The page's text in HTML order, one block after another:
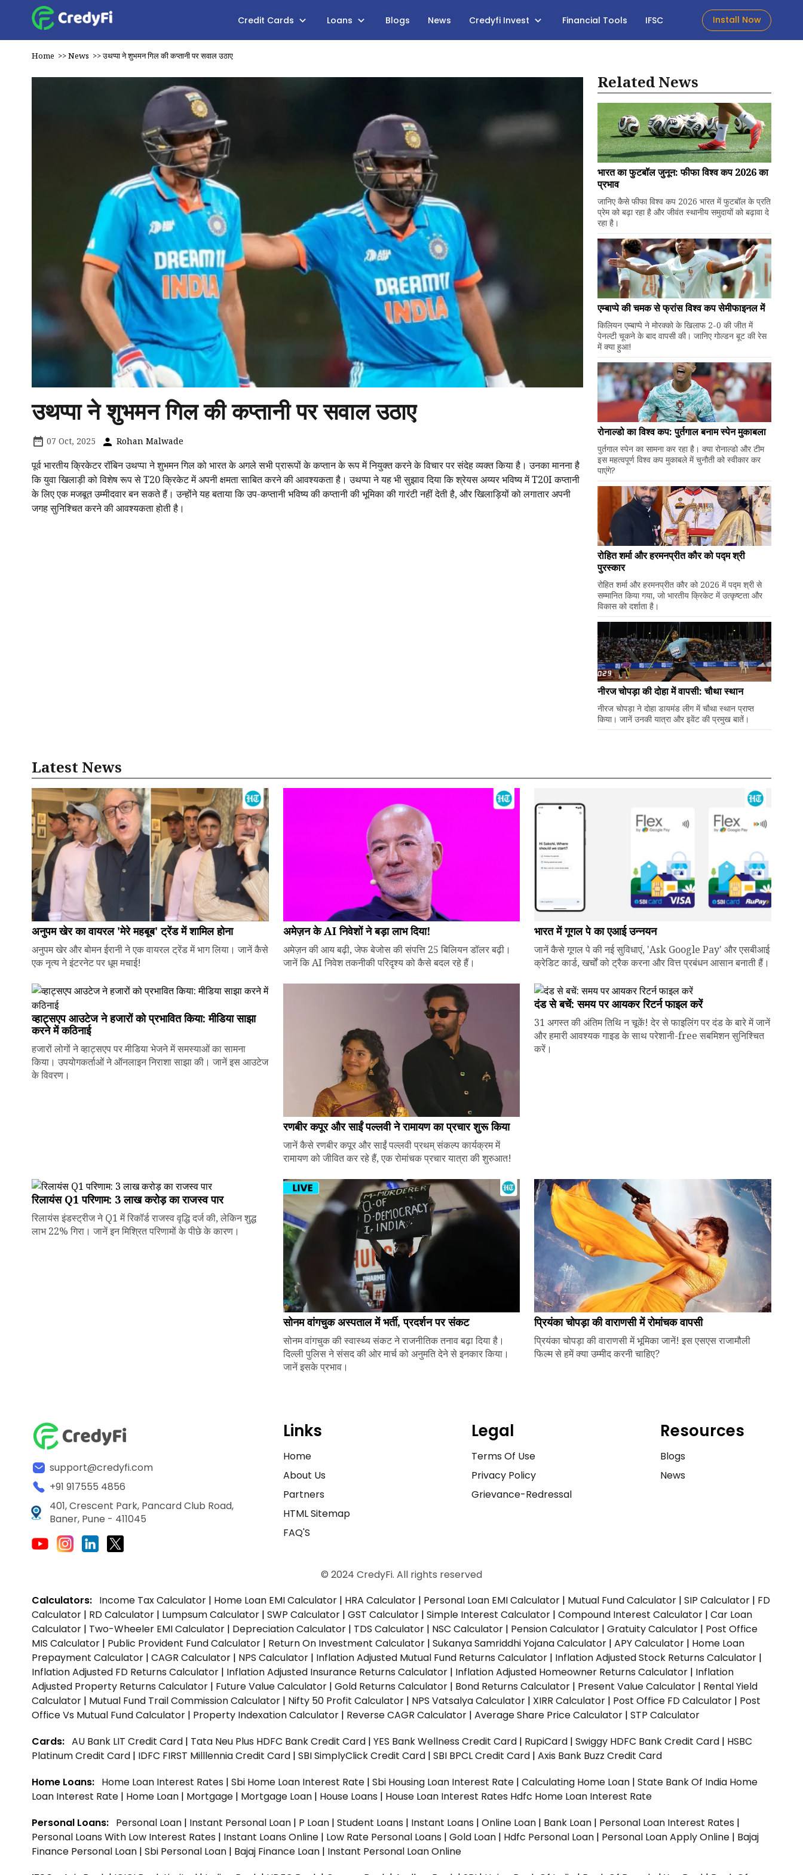
Credit Cards Loans Blogs News Credyfi Invest Financial Tools IFSC Install Now
Home >>News >>उथप्पा ने शुभमन गिल की कप्तानी पर सवाल उठाए
उथप्पा ने शुभमन गिल की कप्तानी पर सवाल उठाए
07 Oct, 2025 Rohan Malwade
पूर्व भारतीय क्रिकेटर रॉबिन उथप्पा ने शुभमन गिल को भारत के अगले सभी प्रारूपों के कप्तान के रूप में नियुक्त करने के विचार पर संदेह व्यक्त किया है। उनका मानना है
कि युवा खिलाड़ी को विशेष रूप से T20 क्रिकेट में अपनी क्षमता साबित करने की आवश्यकता है। उथप्पा ने यह भी सुझाव दिया कि श्रेयस अय्यर भविष्य में T20I कप्तानी
के लिए एक मजबूत उम्मीदवार बन सकते हैं। उन्होंने यह बताया कि उप-कप्तानी भविष्य की कप्तानी की भूमिका की गारंटी नहीं देती है, और खिलाड़ियों को लगातार अपनी
जगह सुनिश्चित करने की आवश्यकता होती है।
Related News
भारत का फुटबॉल जुनून: फीफा विश्व कप 2026 का
प्रभाव
जानिए कैसे फीफा विश्व कप 2026 भारत में फुटबॉल के प्रति
प्रेम को बढ़ा रहा है और जीवंत स्थानीय समुदायों को बढ़ावा दे
रहा है।
एम्बाप्पे की चमक से फ्रांस विश्व कप सेमीफाइनल में
किलियन एम्बाप्पे ने मोरक्को के खिलाफ 2-0 की जीत में
पेनल्टी चूकने के बाद वापसी की। जानिए गोल्डन बूट की रेस
में क्या हुआ!
रोनाल्डो का विश्व कप: पुर्तगाल बनाम स्पेन मुकाबला
पुर्तगाल स्पेन का सामना कर रहा है। क्या रोनाल्डो और टीम
इस महत्वपूर्ण विश्व कप मुकाबले में चुनौती को स्वीकार कर
पाएंगे?
रोहित शर्मा और हरमनप्रीत कौर को पद्म श्री
पुरस्कार
रोहित शर्मा और हरमनप्रीत कौर को 2026 में पद्म श्री से
सम्मानित किया गया, जो भारतीय क्रिकेट में उत्कृष्टता और
विकास को दर्शाता है।
नीरज चोपड़ा की दोहा में वापसी: चौथा स्थान
नीरज चोपड़ा ने दोहा डायमंड लीग में चौथा स्थान प्राप्त
किया। जानें उनकी यात्रा और इवेंट की प्रमुख बातें।
Latest News
अनुपम खेर का वायरल 'मेरे महबूब' ट्रेंड में शामिल होना
अनुपम खेर और बोमन ईरानी ने एक वायरल ट्रेंड में भाग लिया। जानें कैसे
एक नृत्य ने इंटरनेट पर धूम मचाई!
अमेज़न के AI निवेशों ने बड़ा लाभ दिया!
अमेज़न की आय बढ़ी, जेफ बेजोस की संपत्ति 25 बिलियन डॉलर बढ़ी।
जानें कि AI निवेश तकनीकी परिदृश्य को कैसे बदल रहे हैं।
भारत में गूगल पे का एआई उन्नयन
जानें कैसे गूगल पे की नई सुविधाएं, 'Ask Google Pay' और एसबीआई
क्रेडिट कार्ड, खर्चों को ट्रैक करना और वित्त प्रबंधन आसान बनाती हैं।
व्हाट्सएप आउटेज ने हजारों को प्रभावित किया: मीडिया साझा
करने में कठिनाई
हजारों लोगों ने व्हाट्सएप पर मीडिया भेजने में समस्याओं का सामना
किया। उपयोगकर्ताओं ने ऑनलाइन निराशा साझा की। जानें इस आउटेज
के विवरण।
रणबीर कपूर और साईं पल्लवी ने रामायण का प्रचार शुरू किया
जानें कैसे रणबीर कपूर और साईं पल्लवी प्रथम् संकल्प कार्यक्रम में
रामायण को जीवित कर रहे हैं, एक रोमांचक प्रचार यात्रा की शुरुआत!
दंड से बचें: समय पर आयकर रिटर्न फाइल करें
31 अगस्त की अंतिम तिथि न चूकें! देर से फाइलिंग पर दंड के बारे में जानें
और हमारी आवश्यक गाइड के साथ परेशानी-free सबमिशन सुनिश्चित
करें।
रिलायंस Q1 परिणाम: ₹3 लाख करोड़ का राजस्व पार
रिलायंस इंडस्ट्रीज ने Q1 में रिकॉर्ड राजस्व वृद्धि दर्ज की, लेकिन शुद्ध
लाभ 22% गिरा। जानें इन मिश्रित परिणामों के पीछे के कारण।
सोनम वांगचुक अस्पताल में भर्ती, प्रदर्शन पर संकट
सोनम वांगचुक की स्वास्थ्य संकट ने राजनीतिक तनाव बढ़ा दिया है।
दिल्ली पुलिस ने संसद की ओर मार्च को अनुमति देने से इनकार किया।
जानें इसके प्रभाव।
प्रियंका चोपड़ा की वाराणसी में रोमांचक वापसी
प्रियंका चोपड़ा की वाराणसी में भूमिका जानें! इस एसएस राजामौली
फिल्म से हमें क्या उम्मीद करनी चाहिए?
support@credyfi.com
+91 917555 4856
401, Crescent Park, Pancard Club Road,
Baner, Pune - 411045
Links
Home
About Us
Partners
HTML Sitemap
FAQ'S
Legal
Terms Of Use
Privacy Policy
Grievance-Redressal
Resources
Blogs
News
© 2024 CredyFi. All rights reserved
Calculators: Income Tax Calculator | Home Loan EMI Calculator | HRA Calculator | Personal Loan EMI Calculator | Mutual Fund Calculator | SIP Calculator | FD
Calculator | RD Calculator | Lumpsum Calculator | SWP Calculator | GST Calculator | Simple Interest Calculator | Compound Interest Calculator | Car Loan
Calculator | Two-Wheeler EMI Calculator | Depreciation Calculator | TDS Calculator | NSC Calculator | Pension Calculator | Gratuity Calculator | Post Office
MIS Calculator | Public Provident Fund Calculator | Return On Investment Calculator | Sukanya Samriddhi Yojana Calculator | APY Calculator | Home Loan
Prepayment Calculator | CAGR Calculator | NPS Calculator | Inflation Adjusted Mutual Fund Returns Calculator | Inflation Adjusted Stock Returns Calculator |
Inflation Adjusted FD Returns Calculator | Inflation Adjusted Insurance Returns Calculator | Inflation Adjusted Homeowner Returns Calculator | Inflation
Adjusted Property Returns Calculator | Future Value Calculator | Gold Returns Calculator | Bond Returns Calculator | Present Value Calculator | Rental Yield
Calculator | Mutual Fund Trail Commission Calculator | Nifty 50 Profit Calculator | NPS Vatsalya Calculator | XIRR Calculator | Post Office FD Calculator | Post
Office Vs Mutual Fund Calculator | Property Indexation Calculator | Reverse CAGR Calculator | Average Share Price Calculator | STP Calculator
Cards: AU Bank LIT Credit Card | Tata Neu Plus HDFC Bank Credit Card | YES Bank Wellness Credit Card | RupiCard | Swiggy HDFC Bank Credit Card | HSBC
Platinum Credit Card | IDFC FIRST Milllennia Credit Card | SBI SimplyClick Credit Card | SBI BPCL Credit Card | Axis Bank Buzz Credit Card
Home Loans: Home Loan Interest Rates | Sbi Home Loan Interest Rate | Sbi Housing Loan Interest Rate | Calculating Home Loan | State Bank Of India Home
Loan Interest Rate | Home Loan | Mortgage | Mortgage Loan | House Loans | House Loan Interest Rates Hdfc Home Loan Interest Rate
Personal Loans: Personal Loan | Instant Personal Loan | P Loan | Student Loans | Instant Loans | Online Loan | Bank Loan | Personal Loan Interest Rates |
Personal Loans With Low Interest Rates | Instant Loans Online | Low Rate Personal Loans | Gold Loan | Hdfc Personal Loan | Personal Loan Apply Online | Bajaj
Finance Personal Loan | Sbi Personal Loan | Bajaj Finance Loan | Instant Personal Loan Online